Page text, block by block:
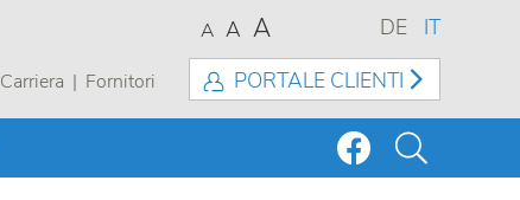
DE IT
A A A
PORTALE CLIENTI
Carriera Fornitori